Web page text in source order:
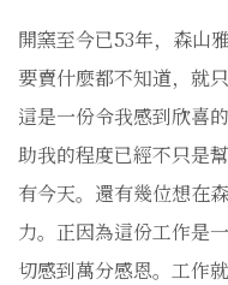
開窯至今已53年，森山
要賣什麼都不知道，就
這是一份令我感到欣喜
助我的程度已經不只是
有今天。還有幾位想在
力。正因為這份工作是
切感到萬分感恩。工作